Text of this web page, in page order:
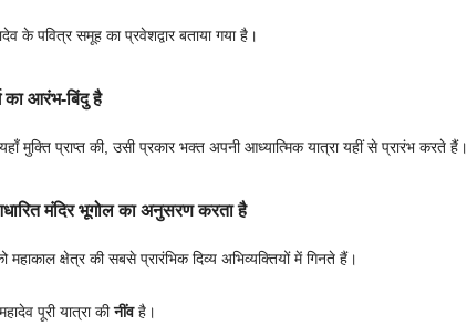
के पवित्र समूह का प्रवेशद्वार बताया गया है।
का आरंभ-बिंदु है
मुक्ति प्राप्त की, उसी प्रकार भक्त अपनी आध्यात्मिक यात्रा यहीं से प्रारंभ करते हैं।
मंदिर भूगोल का अनुसरण करता है
महाकाल क्षेत्र की सबसे प्रारंभिक दिव्य अभिव्यक्तियों में गिनते हैं।
पूरी यात्रा कीनींवहै।